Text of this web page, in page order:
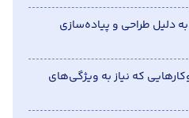
دلیل طراحی و پیاده‌سازی
که نیاز به ویژگی‌های